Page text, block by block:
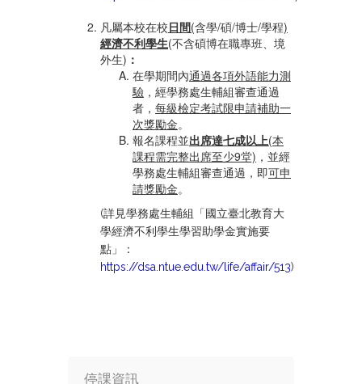
凡屬本校在校日間(含學/碩/博士/學程)
經濟不利學生(不含碩博在職專班、境
外生) ：
在學期間內通過各項外語能力測
驗 ，經學務處生輔組審查通過
者， 每級檢定考試限申請補助一
次獎勵金。
報名課程並出席達七成以上(本
課程需完整出席至少9堂) ，並經
學務處生輔組審查通過，即可申
請獎勵金。
(詳見學務處生輔組「國立臺北教育大
學經濟不利學生學習助學金實施要
點」：
https://dsa.ntue.edu.tw/life/affair/513)
停課資訊